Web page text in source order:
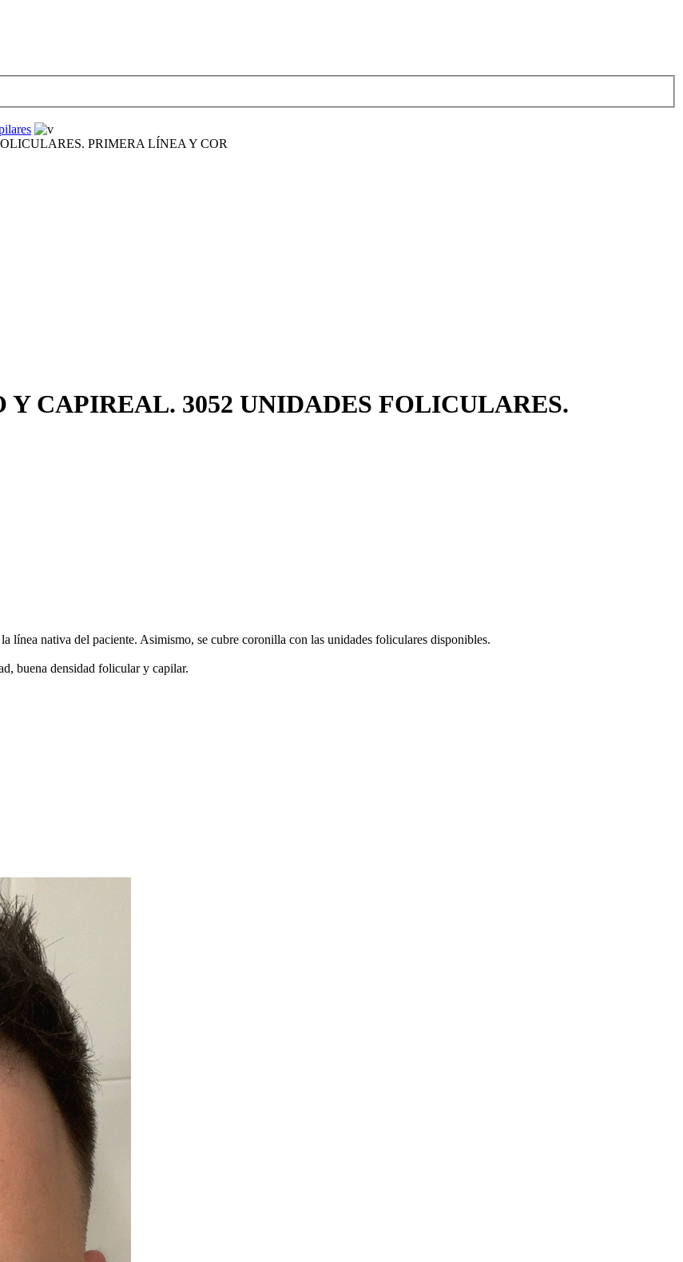
PRIMERA LÍNEA Y COR
CAPIREAL. 3052 UNIDADES FOLICULARES.
línea nativa del paciente. Asimismo, se cubre coronilla con las unidades foliculares disponibles.
buena densidad folicular y capilar.